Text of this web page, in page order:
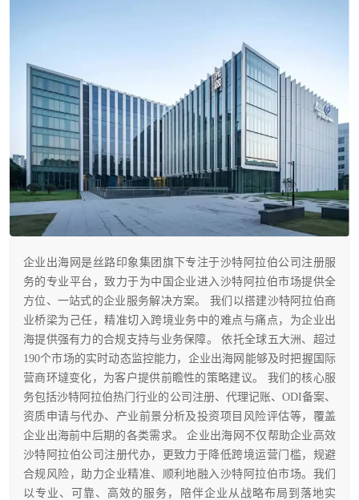
企业出海网是丝路印象集团旗下专注于沙特阿拉伯公司注册服
务的专业平台，致力于为中国企业进入沙特阿拉伯市场提供全
方位、一站式的企业服务解决方案。 我们以搭建沙特阿拉伯商
业桥梁为己任，精准切入跨境业务中的难点与痛点，为企业出
海提供强有力的合规支持与业务保障。 依托全球五大洲、超过
190个市场的实时动态监控能力，企业出海网能够及时把握国际
营商环墶变化，为客户提供前瞻性的策略建议。 我们的核心服
务包括沙特阿拉伯热门行业的公司注册、代理记账、ODI备案、
资质申请与代办、产业前景分析及投资项目风险评估等，覆盖
企业出海前中后期的各类需求。 企业出海网不仅帮助企业高效
沙特阿拉伯公司注册代办，更致力于降低跨境运营门槛，规避
合规风险，助力企业精准、顺利地融入沙特阿拉伯市场。我们
以专业、可靠、高效的服务，陪伴企业从战略布局到落地实